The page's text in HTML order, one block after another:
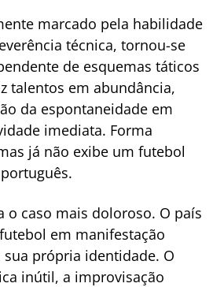
marcado pela habilidade
técnica, tornou-se
de esquemas táticos
talentos em abundância,
da espontaneidade em
imediata. Forma
já não exibe um futebol
o caso mais doloroso. O país
em manifestação
própria identidade. O
inútil, a improvisação